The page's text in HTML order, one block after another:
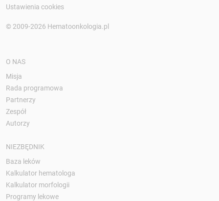
Ustawienia cookies
© 2009-2026 Hematoonkologia.pl
O NAS
Misja
Rada programowa
Partnerzy
Zespół
Autorzy
NIEZBĘDNIK
Baza leków
Kalkulator hematologa
Kalkulator morfologii
Programy lekowe